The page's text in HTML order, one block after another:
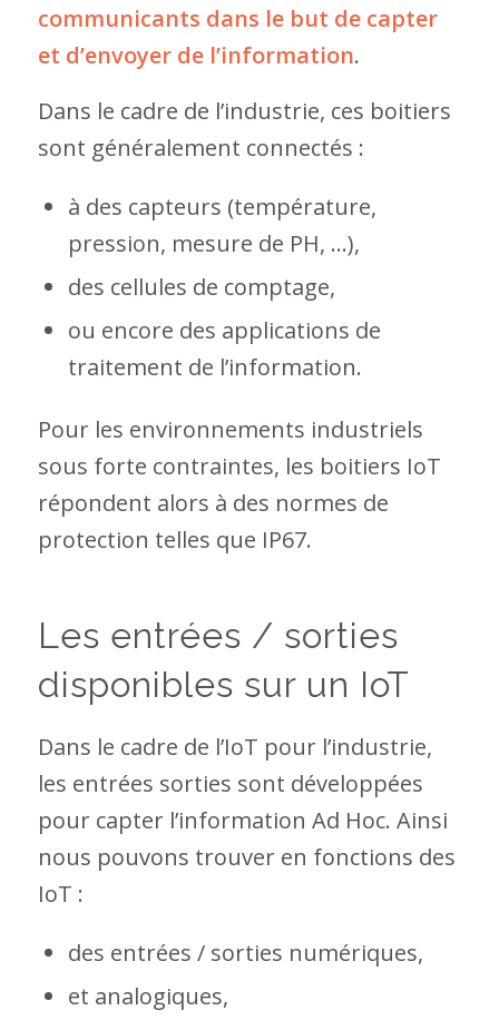
communicants dans le but de capter
et d’envoyer de l’information.
Dans le cadre de l’industrie, ces boitiers
sont généralement connectés :
à des capteurs (température,
pression, mesure de PH, …),
des cellules de comptage,
ou encore des applications de
traitement de l’information.
Pour les environnements industriels
sous forte contraintes, les boitiers IoT
répondent alors à des normes de
protection telles que IP67.
Les entrées / sorties
disponibles sur un IoT
Dans le cadre de l’IoT pour l’industrie,
les entrées sorties sont développées
pour capter l’information Ad Hoc. Ainsi
nous pouvons trouver en fonctions des
IoT :
des entrées / sorties numériques,
et analogiques,